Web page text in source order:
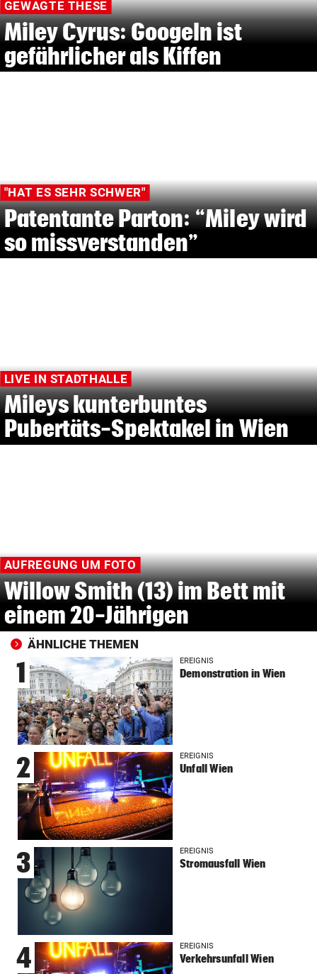
GEWAGTE THESE
Miley Cyrus: Googeln ist
gefährlicher als Kiffen
"HAT ES SEHR SCHWER"
Patentante Parton: “Miley wird
so missverstanden”
LIVE IN STADTHALLE
Mileys kunterbuntes
Pubertäts-Spektakel in Wien
AUFREGUNG UM FOTO
Willow Smith (13) im Bett mit
einem 20-Jährigen
ÄHNLICHE THEMEN
1 EREIGNIS
Demonstration in Wien
2 EREIGNIS
Unfall Wien
3 EREIGNIS
Stromausfall Wien
4 EREIGNIS
Verkehrsunfall Wien